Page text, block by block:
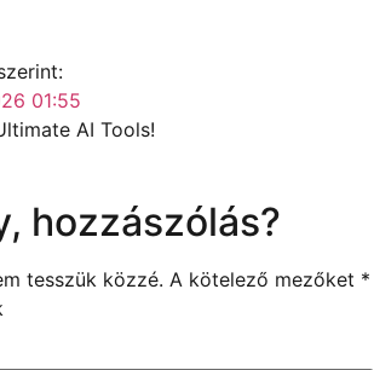
01:55
AI Tools!
hozzászólás?
tesszük közzé. A kötelező mezőket *